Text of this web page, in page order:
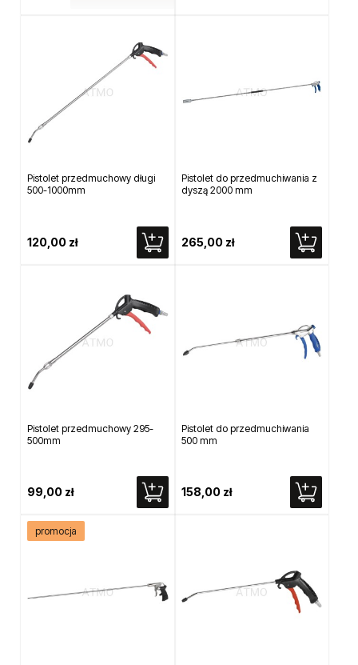
Pistolet przedmuchowy długi
500-1000mm
120,00 zł
Pistolet do przedmuchiwania z
dyszą 2000 mm
265,00 zł
Pistolet przedmuchowy 295-
500mm
99,00 zł
Pistolet do przedmuchiwania
500 mm
158,00 zł
promocja